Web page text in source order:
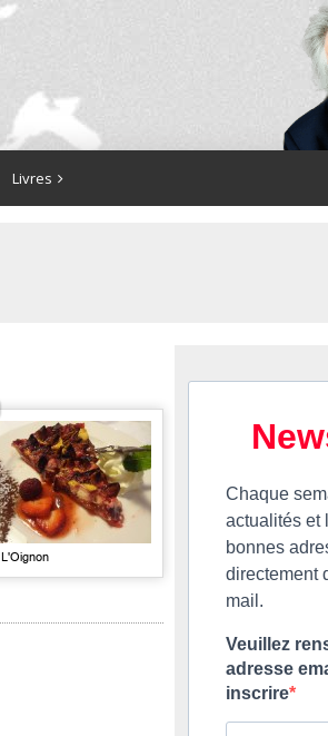
Livres
L'Oignon
Chaque
actualités et
bonnes
directement
mail.
Veuillez
adresse
inscrire